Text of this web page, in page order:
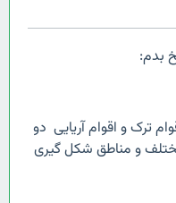
بدم:
ترک و اقوام آریایی دو
و مناطق شکل گیری